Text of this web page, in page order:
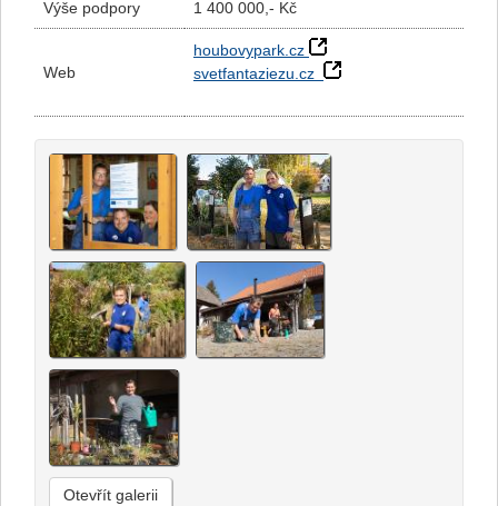
Výše podpory 1 400 000,- Kč
Web
houbovypark.cz
svetfantaziezu.cz
Otevřít galerii